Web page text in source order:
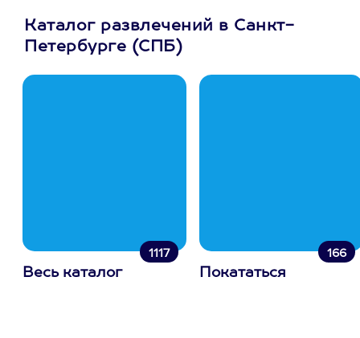
Каталог развлечений в Санкт-
Петербурге (СПБ)
1117
Весь каталог
166
Покататься